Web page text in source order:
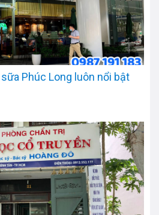
Phúc Long luôn nổi bật